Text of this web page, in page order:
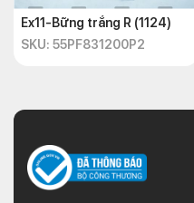
Ex11-Bững trắng R (1124)
SKU: 55PF831200P2